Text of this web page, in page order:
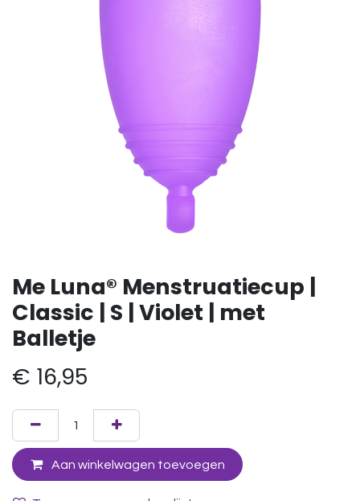
Me Luna® Menstruatiecup |
Classic | S | Violet | met
Balletje
€ 16,95
Aan winkelwagen toevoegen